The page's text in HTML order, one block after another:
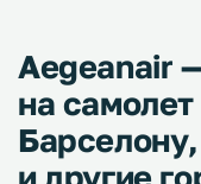
Aegeanair
на